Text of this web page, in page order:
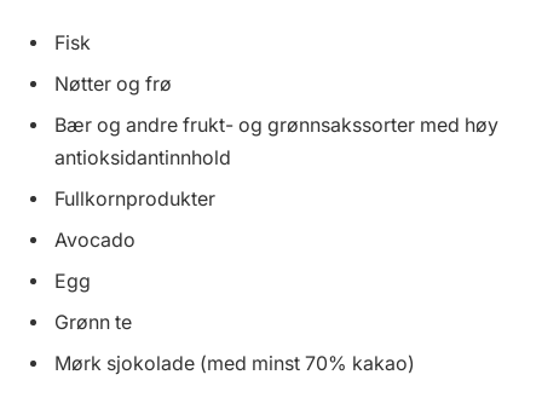
Fisk
Nøtter og frø
Bær og andre frukt- og grønnsakssorter med høy
antioksidantinnhold
Fullkornprodukter
Avocado
Egg
Grønn te
Mørk sjokolade (med minst 70% kakao)